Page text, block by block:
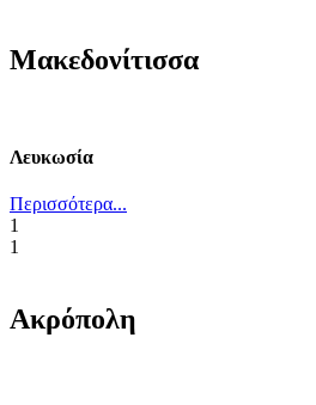
Μακεδονίτισσα
Λευκωσία
Περισσότερα...
1
1
Ακρόπολη